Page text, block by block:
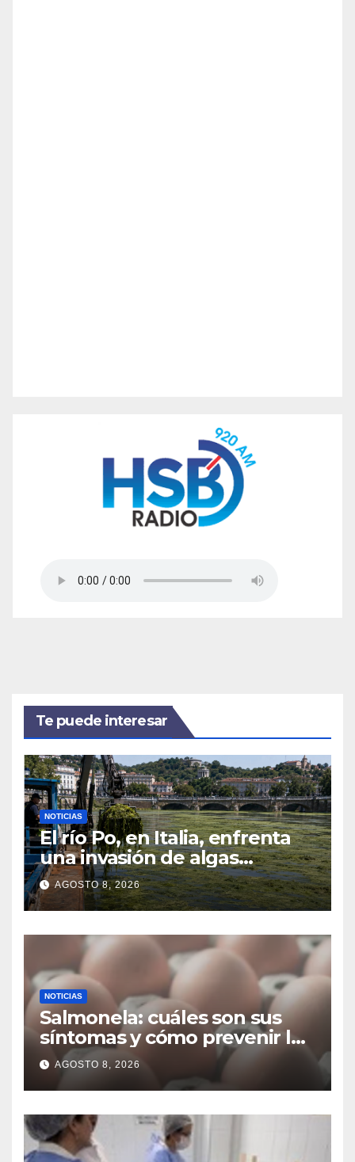
Te puede interesar
NOTICIAS
El río Po, en Italia, enfrenta
una invasión de algas
favorecida por el calor y los
residuos agrícolas
AGOSTO 8, 2026
NOTICIAS
Salmonela: cuáles son sus
síntomas y cómo prevenir las
infecciones alimentarias
AGOSTO 8, 2026